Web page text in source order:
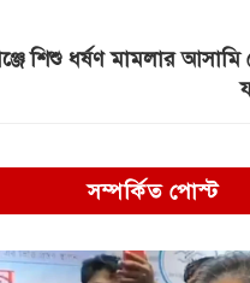
শিশু ধর্ষণ মামলার
সম্পর্কিত পোস্ট